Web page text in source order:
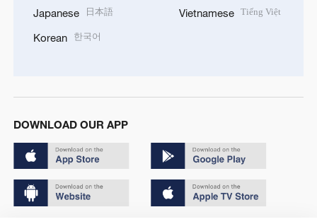
Japanese 日本語
Korean 한국어
Vietnamese Tiếng Việt
DOWNLOAD OUR APP